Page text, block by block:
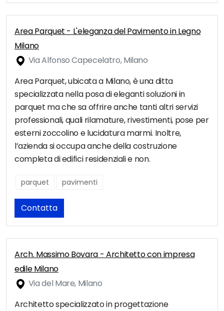
Area Parquet - L'eleganza del Pavimento in Legno
Milano
Via Alfonso Capecelatro, Milano
Area Parquet, ubicata a Milano, è una ditta
specializzata nella posa di eleganti soluzioni in
parquet ma che sa offrire anche tanti altri servizi
professionali, quali rilamature, rivestimenti, pose per
esterni zoccolino e lucidatura marmi. Inoltre,
l’azienda si occupa anche della costruzione
completa di edifici residenziali e non.
parquet pavimenti
Contatta
Arch. Massimo Bovara - Architetto con impresa
edile Milano
Via del Mare, Milano
Architetto specializzato in progettazione